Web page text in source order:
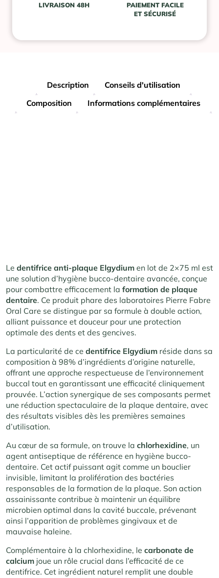
LIVRAISON 48H
PAIEMENT FACILE
ET SÉCURISÉ
Description
Conseils d'utilisation
Composition
Informations complémentaires
Le dentifrice anti-plaque Elgydium en lot de 2×75 ml est
une solution d’hygiène bucco-dentaire avancée, conçue
pour combattre efficacement la formation de plaque
dentaire. Ce produit phare des laboratoires Pierre Fabre
Oral Care se distingue par sa formule à double action,
alliant puissance et douceur pour une protection
optimale des dents et des gencives.
La particularité de ce dentifrice Elgydium réside dans sa
composition à 98% d’ingrédients d’origine naturelle,
offrant une approche respectueuse de l’environnement
buccal tout en garantissant une efficacité cliniquement
prouvée. L’action synergique de ses composants permet
une réduction spectaculaire de la plaque dentaire, avec
des résultats visibles dès les premières semaines
d’utilisation.
Au cœur de sa formule, on trouve la chlorhexidine, un
agent antiseptique de référence en hygiène bucco-
dentaire. Cet actif puissant agit comme un bouclier
invisible, limitant la prolifération des bactéries
responsables de la formation de la plaque. Son action
assainissante contribue à maintenir un équilibre
microbien optimal dans la cavité buccale, prévenant
ainsi l’apparition de problèmes gingivaux et de
mauvaise haleine.
Complémentaire à la chlorhexidine, le carbonate de
calcium joue un rôle crucial dans l’efficacité de ce
dentifrice. Cet ingrédient naturel remplit une double